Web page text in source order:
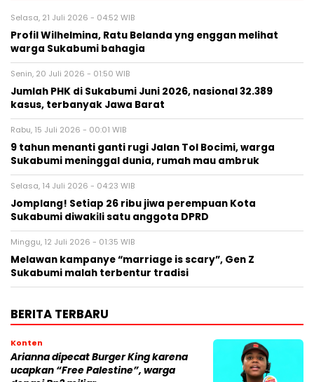
Selasa, 21 Juli 2026 - 04:52 WIB
Profil Wilhelmina, Ratu Belanda yng enggan melihat
warga Sukabumi bahagia
Senin, 20 Juli 2026 - 01:50 WIB
Jumlah PHK di Sukabumi Juni 2026, nasional 32.389
kasus, terbanyak Jawa Barat
Rabu, 15 Juli 2026 - 00:01 WIB
9 tahun menanti ganti rugi Jalan Tol Bocimi, warga
Sukabumi meninggal dunia, rumah mau ambruk
Selasa, 14 Juli 2026 - 04:23 WIB
Jomplang! Setiap 26 ribu jiwa perempuan Kota
Sukabumi diwakili satu anggota DPRD
Minggu, 12 Juli 2026 - 01:35 WIB
Melawan kampanye “marriage is scary”, Gen Z
Sukabumi malah terbentur tradisi
BERITA TERBARU
Konten
Arianna dipecat Burger King karena
ucapkan “Free Palestine”, warga